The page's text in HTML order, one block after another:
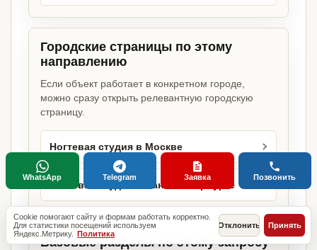
Городские страницы по этому
направлению
Если объект работает в конкретном городе,
можно сразу открыть релевантную городскую
страницу.
Ногтевая студия в Москве
Ногтевая студия в Санкт-Петербурге
Базовые разделы по этому запросу
Cookie помогают сайту и формам работать корректно.
Для статистики посещений используем
Яндекс.Метрику. Политика
Отклонить Принять
WhatsApp Telegram Заявка Позвонить